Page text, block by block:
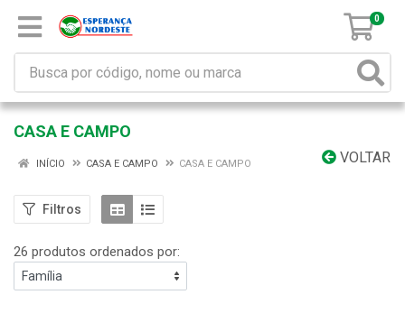
0
CASA E CAMPO
VOLTAR
INÍCIO CASA E CAMPO CASA E CAMPO
Filtros
26 produtos ordenados por: